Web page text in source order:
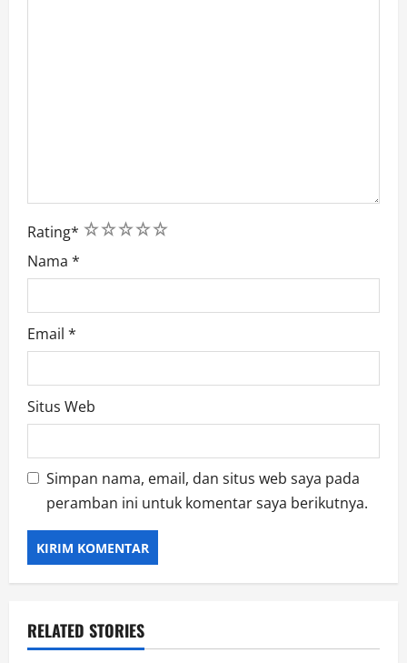
Rating* 5
4
3
2
1
Nama *
Email *
Situs Web
Simpan nama, email, dan situs web saya pada
peramban ini untuk komentar saya berikutnya.
RELATED STORIES